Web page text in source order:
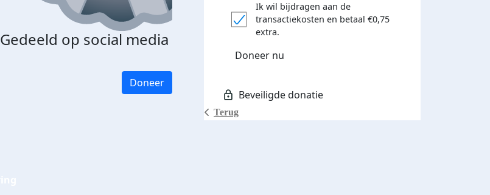
Gedeeld op social media Donateurs bedankt
Doneer
Terug
Ik wil bijdragen aan de
transactiekosten en betaal €0,75
extra.
Doneer nu